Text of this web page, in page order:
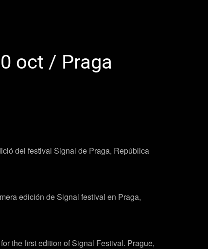
oct / Praga
del festival Signal de Praga, República
edición de Signal festival en Praga,
the first edition of Signal Festival. Prague,